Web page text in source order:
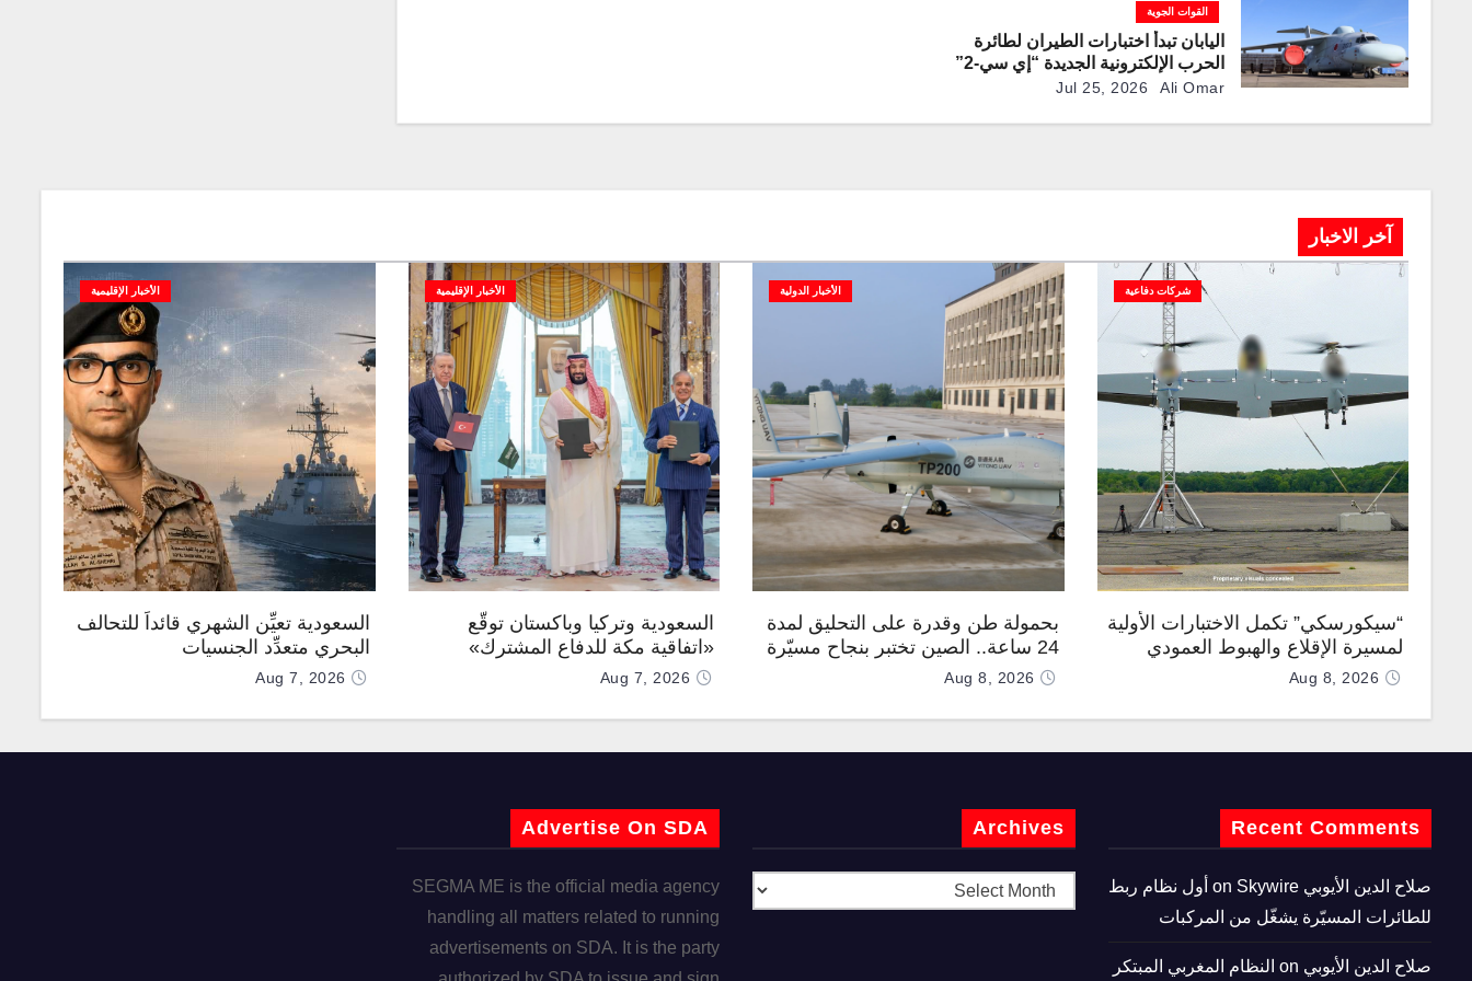
القوات الجوية
اليابان تبدأ اختبارات الطيران لطائرة
الحرب الإلكترونية الجديدة “إي سي-2”
Jul 25, 2026 Ali Omar
آخر الاخبار
شركات دفاعية
“سيكورسكي” تكمل الاختبارات الأولية
لمسيرة الإقلاع والهبوط العمودي
“نوماد 100”Aug 8, 2026
الأخبار الدولية
بحمولة طن وقدرة على التحليق لمدة
24 ساعة.. الصين تختبر بنجاح مسيّرة
“TP200”
Aug 8, 2026
الأخبار الإقليمية
السعودية وتركيا وباكستان توقّع
«اتفاقية مكة للدفاع المشترك»
Aug 7, 2026
الأخبار الإقليمية
السعودية تعيِّن الشهري قائداً للتحالف
البحري متعدِّد الجنسيات
Aug 7, 2026
Recent Comments
صلاح الدين الأيوبي
Skywire أول نظام ربط
للطائرات المسيّرة يشغّل من المركبات
صلاح الدين الأيوبي النظام المغربي المبتكر
Archives
Advertise On SDA
SEGMA ME is the official media agency
handling all matters related to running
advertisements on SDA. It is the party